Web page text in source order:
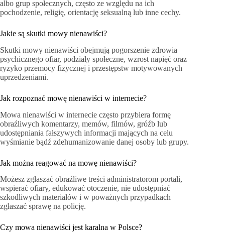
albo grup społecznych, często ze względu na ich
pochodzenie, religię, orientację seksualną lub inne cechy.
Jakie są skutki mowy nienawiści?
Skutki mowy nienawiści obejmują pogorszenie zdrowia
psychicznego ofiar, podziały społeczne, wzrost napięć oraz
ryzyko przemocy fizycznej i przestępstw motywowanych
uprzedzeniami.
Jak rozpoznać mowę nienawiści w internecie?
Mowa nienawiści w internecie często przybiera formę
obraźliwych komentarzy, memów, filmów, gróźb lub
udostępniania fałszywych informacji mających na celu
wyśmianie bądź zdehumanizowanie danej osoby lub grupy.
Jak można reagować na mowę nienawiści?
Możesz zgłaszać obraźliwe treści administratorom portali,
wspierać ofiary, edukować otoczenie, nie udostępniać
szkodliwych materiałów i w poważnych przypadkach
zgłaszać sprawę na policję.
Czy mowa nienawiści jest karalna w Polsce?